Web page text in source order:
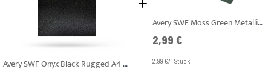
Avery SWF Onyx Black Rugged A4 Muster
Avery SWF Moss Green Metallic Matt A4 Muster
2,99 €
2.99 €/1 Stück